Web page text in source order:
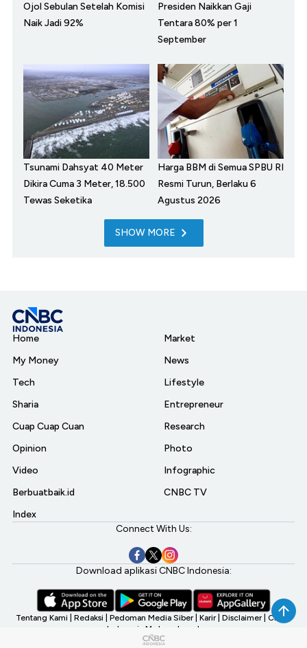
Ojol Sebulan Setelah Komisi
Naik Jadi 92%
Presiden Naikkan Gaji
Tentara 80% per 1
September
Tsunami Dahsyat 40 Meter
Dikira Cuma 3 Meter, 18.500
Tewas Seketika
Harga BBM di Semua SPBU RI
Resmi Turun, Berlaku 6
Agustus 2026
SHOW MORE
Home
My Money
Tech
Sharia
Cuap Cuap Cuan
Opinion
Video
Berbuatbaik.id
Index
Market
News
Lifestyle
Entrepreneur
Research
Photo
Infographic
CNBC TV
Connect With Us:
Download aplikasi CNBC Indonesia:
Tentang Kami Redaksi Pedoman Media Siber Karir Disclaimer CNBC
Indonesia My Investment
©2026 CNBC Indonesia, A Transmedia Company